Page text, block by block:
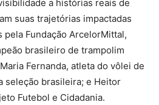
a histórias reais de
suas trajetórias impactadas
Fundação ArcelorMittal,
brasileiro de trampolim
Fernanda, atleta do vôlei de
seleção brasileira; e Heitor
Futebol e Cidadania.